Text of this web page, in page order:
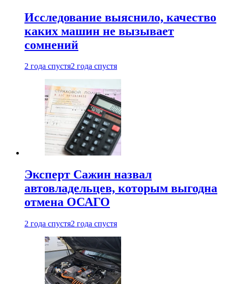
Исследование выяснило, качество
каких машин не вызывает
сомнений
2 года спустя2 года спустя
Эксперт Сажин назвал
автовладельцев, которым выгодна
отмена ОСАГО
2 года спустя2 года спустя